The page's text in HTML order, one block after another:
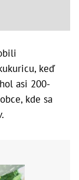
keď
asi 200-
kde sa